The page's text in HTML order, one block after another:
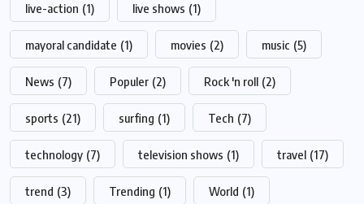
live-action (1) live shows (1)
mayoral candidate (1) movies (2) music (5)
News (7) Populer (2) Rock 'n roll (2)
sports (21) surfing (1) Tech (7)
technology (7) television shows (1) travel (17)
trend (3) Trending (1) World (1)